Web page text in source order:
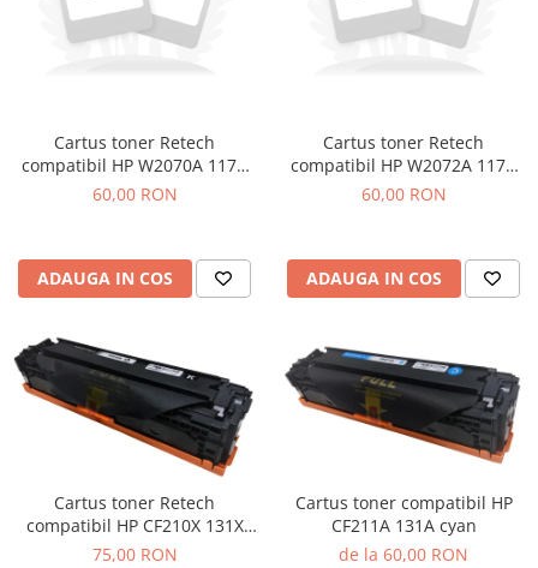
Cartus toner Retech
compatibil HP W2070A 117A
black
60,00 RON
ADAUGA IN COS
Cartus toner Retech
compatibil HP W2072A 117A
yellow
60,00 RON
ADAUGA IN COS
Cartus toner Retech
compatibil HP CF210X 131X
black
75,00 RON
Cartus toner compatibil HP
CF211A 131A cyan
de la 60,00 RON